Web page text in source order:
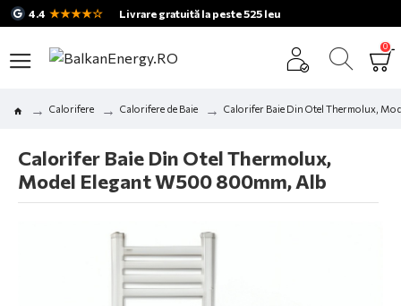
4.4 ★★★★☆ Livrare gratuită la peste 525 leu
0
Calorifere Calorifere de Baie Calorifer Baie Din Otel Thermolux,
Calorifer Baie Din Otel Thermolux,
Model Elegant W500 800mm, Alb